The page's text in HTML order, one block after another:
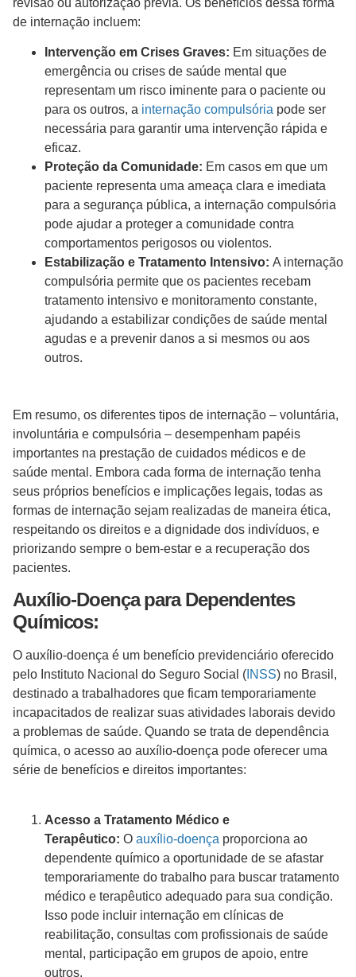
de internação incluem:
Intervenção em Crises Graves: Em situações de
emergência ou crises de saúde mental que
representam um risco iminente para o paciente ou
para os outros, a internação compulsória pode ser
necessária para garantir uma intervenção rápida e
eficaz.
Proteção da Comunidade: Em casos em que um
paciente representa uma ameaça clara e imediata
para a segurança pública, a internação compulsória
pode ajudar a proteger a comunidade contra
comportamentos perigosos ou violentos.
Estabilização e Tratamento Intensivo: A internação
compulsória permite que os pacientes recebam
tratamento intensivo e monitoramento constante,
ajudando a estabilizar condições de saúde mental
agudas e a prevenir danos a si mesmos ou aos
outros.
Em resumo, os diferentes tipos de internação – voluntária,
involuntária e compulsória – desempenham papéis
importantes na prestação de cuidados médicos e de
saúde mental. Embora cada forma de internação tenha
seus próprios benefícios e implicações legais, todas as
formas de internação sejam realizadas de maneira ética,
respeitando os direitos e a dignidade dos indivíduos, e
priorizando sempre o bem-estar e a recuperação dos
pacientes.
Auxílio-Doença para Dependentes
Químicos:
O auxílio-doença é um benefício previdenciário oferecido
pelo Instituto Nacional do Seguro Social ( INSS) no Brasil,
destinado a trabalhadores que ficam temporariamente
incapacitados de realizar suas atividades laborais devido
a problemas de saúde. Quando se trata de dependência
química, o acesso ao auxílio-doença pode oferecer uma
série de benefícios e direitos importantes:
Acesso a Tratamento Médico e
Terapêutico: O auxílio-doença proporciona ao
dependente químico a oportunidade de se afastar
temporariamente do trabalho para buscar tratamento
médico e terapêutico adequado para sua condição.
Isso pode incluir internação em clínicas de
reabilitação, consultas com profissionais de saúde
mental, participação em grupos de apoio, entre
outros.